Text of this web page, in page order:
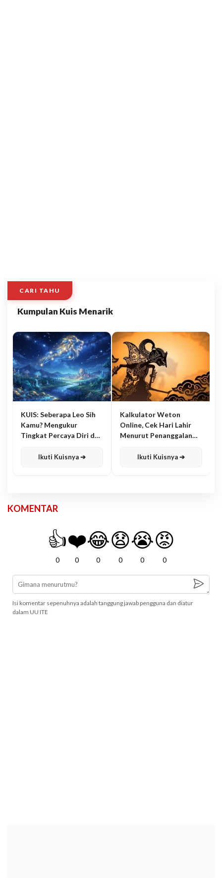
CARI TAHU
Kumpulan Kuis Menarik
KUIS: Seberapa Leo Sih
Kamu? Mengukur
Tingkat Percaya Diri dan
Ikuti Kuisnya ➔
Kalkulator Weton
Online, Cek Hari Lahir
Menurut Penanggalan
Ikuti Kuisnya ➔
KOMENTAR
👍
0
❤️
0
😂
0
😧
0
😭
0
😡
0
Isi komentar sepenuhnya adalah tanggung jawab pengguna dan diatur
dalam UU ITE